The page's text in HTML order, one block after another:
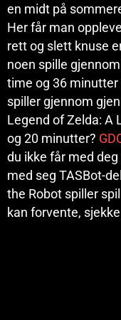
en midt på
Her får man
rett og slett knuse
noen spille
time og 36 minutter
spiller gjennom
Legend of Zelda: A
og 20 minutter?
du ikke får med
med seg TASBot-
the Robot spiller
kan forvente,